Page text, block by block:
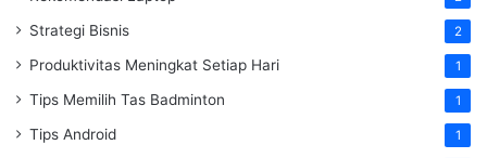
Strategi Bisnis 2
Produktivitas Meningkat Setiap Hari 1
Tips Memilih Tas Badminton 1
Tips Android 1